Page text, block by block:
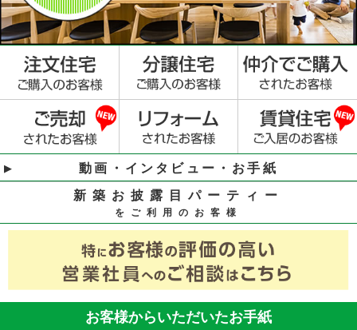
動画・インタビュー・お手紙
新築お披露目パーティー
をご利用のお客様
お客様からいただいたお手紙